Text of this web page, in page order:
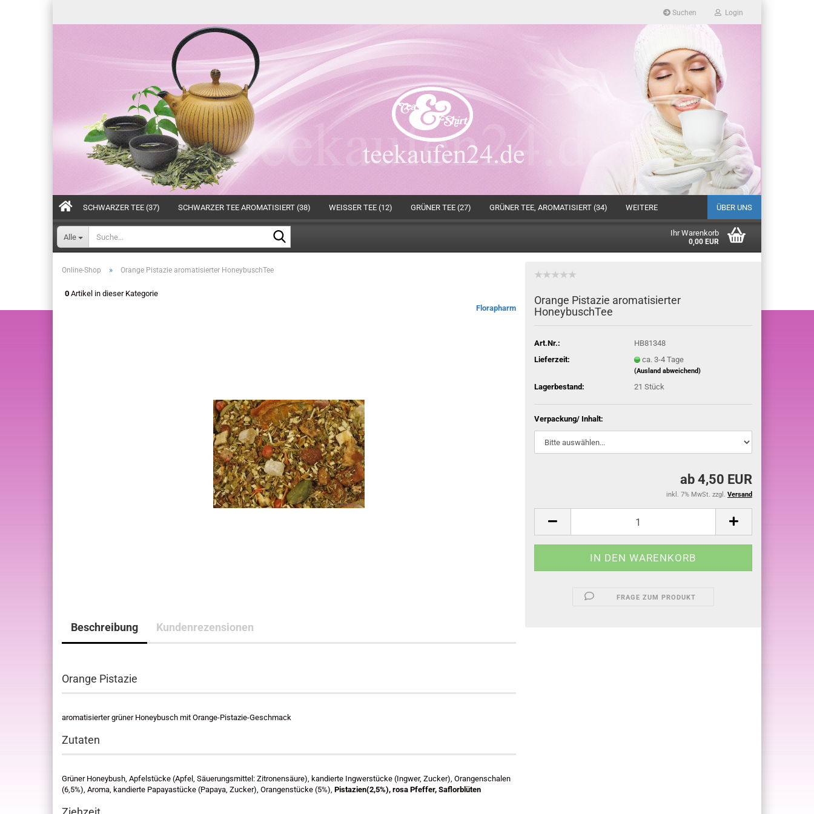
Suchen Login
Alle Ihr Warenkorb
0,00 EUR
SCHWARZER TEE (37) SCHWARZER TEE AROMATISIERT (38) WEISSER TEE (12) GRÜNER TEE (27) GRÜNER TEE, AROMATISIERT (34) ÜBER UNS
WEITERE
Online-Shop » Orange Pistazie aromatisierter HoneybuschTee
0 Artikel in dieser Kategorie
Florapharm
Orange Pistazie aromatisierter
HoneybuschTee
Art.Nr.:
HB81348
Lieferzeit:
ca. 3-4 Tage
(Ausland abweichend)
Lagerbestand: 21 Stück
Verpackung/ Inhalt:
ab 4,50 EUR
inkl. 7% MwSt. zzgl. Versand
FRAGE ZUM PRODUKT
Beschreibung Kundenrezensionen
Orange Pistazie
aromatisierter grüner Honeybusch mit Orange-Pistazie-Geschmack
Zutaten
Grüner Honeybush, Apfelstücke (Apfel, Säuerungsmittel: Zitronensäure), kandierte Ingwerstücke (Ingwer, Zucker), Orangenschalen
(6,5%), Aroma, kandierte Papayastücke (Papaya, Zucker), Orangenstücke (5%), Pistazien(2,5%), rosa Pfeffer, Saflorblüten